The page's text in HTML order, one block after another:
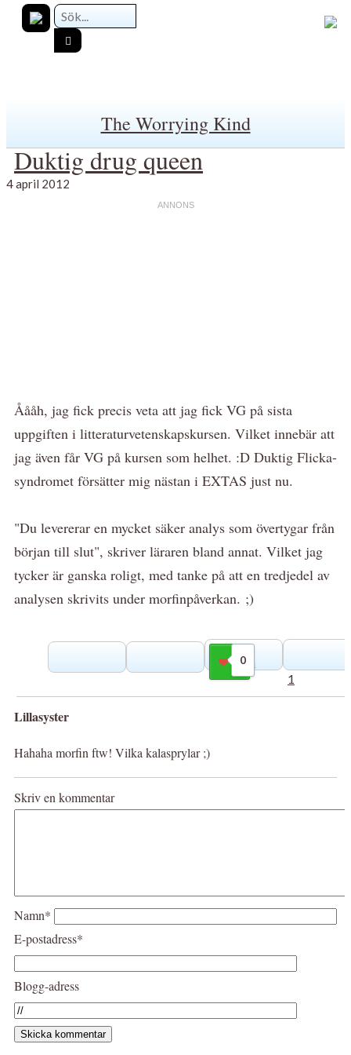
The Worrying Kind
Duktig drug queen
4 april 2012
Åååh, jag fick precis veta att jag fick VG på sista
uppgiften i litteraturvetenskapskursen. Vilket innebär att
jag även får VG på kursen som helhet. :D Duktig Flicka-
syndromet försätter mig nästan i EXTAS just nu.
"Du levererar en mycket säker analys som övertygar från
början till slut", skriver läraren bland annat. Vilket jag
tycker är ganska roligt, med tanke på att en tredjedel av
analysen skrivits under morfinpåverkan. ;)
0
Gilla
1
Lillasyster
Hahaha morfin ftw! Vilka kalasprylar ;)
Skriv en kommentar
Namn*
E-postadress*
Blogg-adress